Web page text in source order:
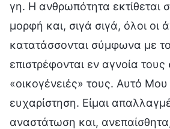
γη. Η ανθρωπότητα εκτίθεται
μορφή και, σιγά σιγά, όλοι οι
κατατάσσονται σύμφωνα με
επιστρέφονται εν αγνοία τους
«οικογένειές» τους. Αυτό Μου
ευχαρίστηση. Είμαι
αναστάτωση και,